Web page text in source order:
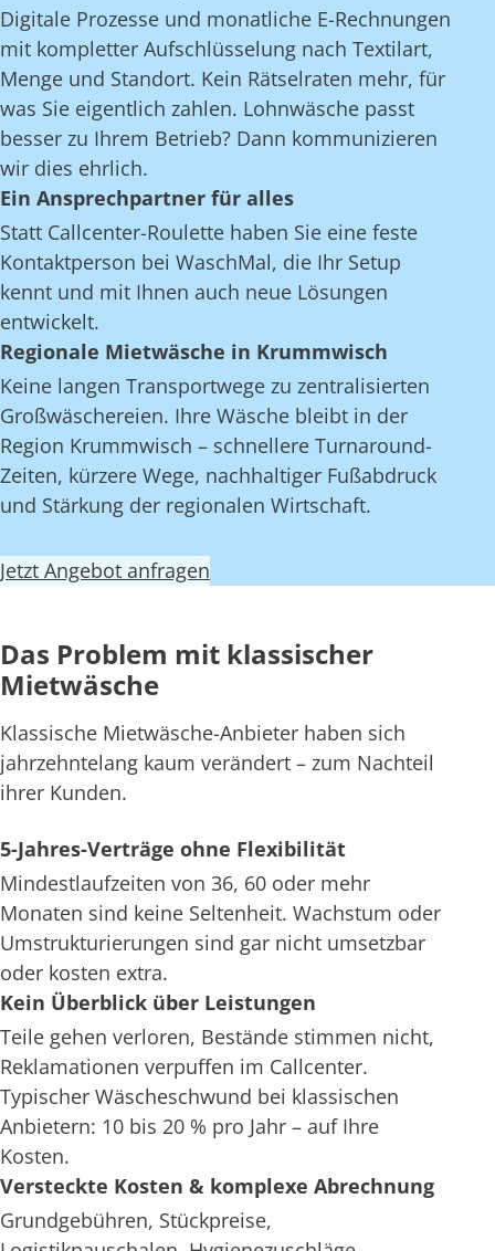
Digitale Prozesse und monatliche E-Rechnungen
mit kompletter Aufschlüsselung nach Textilart,
Menge und Standort. Kein Rätselraten mehr, für
was Sie eigentlich zahlen. Lohnwäsche passt
besser zu Ihrem Betrieb? Dann kommunizieren
wir dies ehrlich.
Ein Ansprechpartner für alles
Statt Callcenter-Roulette haben Sie eine feste
Kontaktperson bei WaschMal, die Ihr Setup
kennt und mit Ihnen auch neue Lösungen
entwickelt.
Regionale Mietwäsche in Krummwisch
Keine langen Transportwege zu zentralisierten
Großwäschereien. Ihre Wäsche bleibt in der
Region Krummwisch – schnellere Turnaround-
Zeiten, kürzere Wege, nachhaltiger Fußabdruck
und Stärkung der regionalen Wirtschaft.
Jetzt Angebot anfragen
Das Problem mit klassischer
Mietwäsche
Klassische Mietwäsche-Anbieter haben sich
jahrzehntelang kaum verändert – zum Nachteil
ihrer Kunden.
5-Jahres-Verträge ohne Flexibilität
Mindestlaufzeiten von 36, 60 oder mehr
Monaten sind keine Seltenheit. Wachstum oder
Umstrukturierungen sind gar nicht umsetzbar
oder kosten extra.
Kein Überblick über Leistungen
Teile gehen verloren, Bestände stimmen nicht,
Reklamationen verpuffen im Callcenter.
Typischer Wäscheschwund bei klassischen
Anbietern: 10 bis 20 % pro Jahr – auf Ihre
Kosten.
Versteckte Kosten & komplexe Abrechnung
Grundgebühren, Stückpreise,